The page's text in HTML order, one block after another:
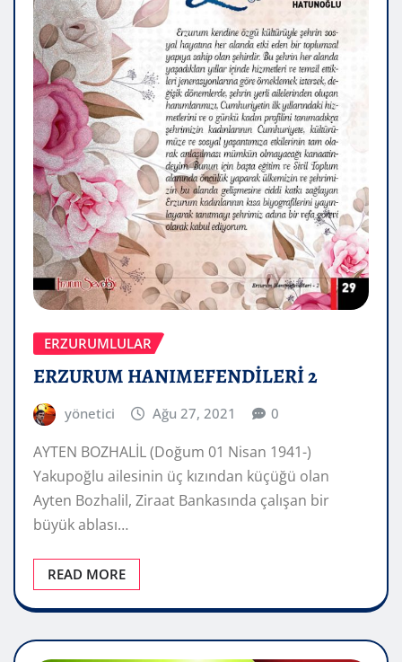
ERZURUMLULAR
ERZURUM HANIMEFENDİLERİ 2
yönetici Ağu 27, 2021 0
AYTEN BOZHALİL (Doğum 01 Nisan 1941-)
Yakupoğlu ailesinin üç kızından küçüğü olan
Ayten Bozhalil, Ziraat Bankasında çalışan bir
büyük ablası…
READ MORE